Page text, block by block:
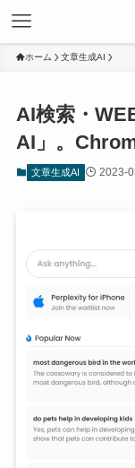
ホーム 文章生成AI
AI検索・
AI」。
文章生成AI 2023-